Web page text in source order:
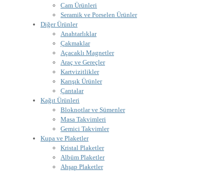
Cam Ürünleri
Seramik ve Porselen Ürünler
Diğer Ürünler
Anahtarlıklar
Çakmaklar
Açacaklı Magnetler
Araç ve Gereçler
Kartvizitlikler
Karışık Ürünler
Çantalar
Kağıt Ürünleri
Bloknotlar ve Sümenler
Masa Takvimleri
Gemici Takvimler
Kupa ve Plaketler
Kristal Plaketler
Albüm Plaketler
Ahşap Plaketler